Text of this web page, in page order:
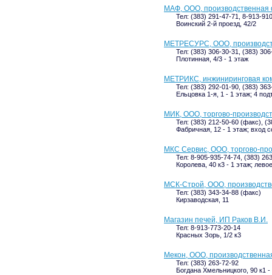
МАФ, ООО,
Тел: (383) 291-47-71, 8-913-
Воинский 2-й проезд, 42/2
МЕТРЕСУРС, ООО,
Тел: (383) 306-30-31, (383)
Плотинная, 4/3 - 1 этаж
МЕТРИКС, инжиниринговая
Тел: (383) 292-01-90, (383)
Ельцовка 1-я, 1 - 1 этаж; 4
МИК, ООО, торгово-
Тел: (383) 212-50-60 (факс),
Фабричная, 12 - 1 этаж; вход
МКС Сервис, ООО, торгово-
Тел: 8-905-935-74-74, (383)
Королева, 40 к3 - 1 этаж;
МСК-Строй, ООО,
Тел: (383) 343-34-88 (факс)
Кирзаводская, 11
Магазин печей, ИП Раков В.И.
Тел: 8-913-773-20-14
Красных Зорь, 1/2 к3
Мекон, ООО,
Тел: (383) 263-72-92
Богдана Хмельницкого, 90 к1 -